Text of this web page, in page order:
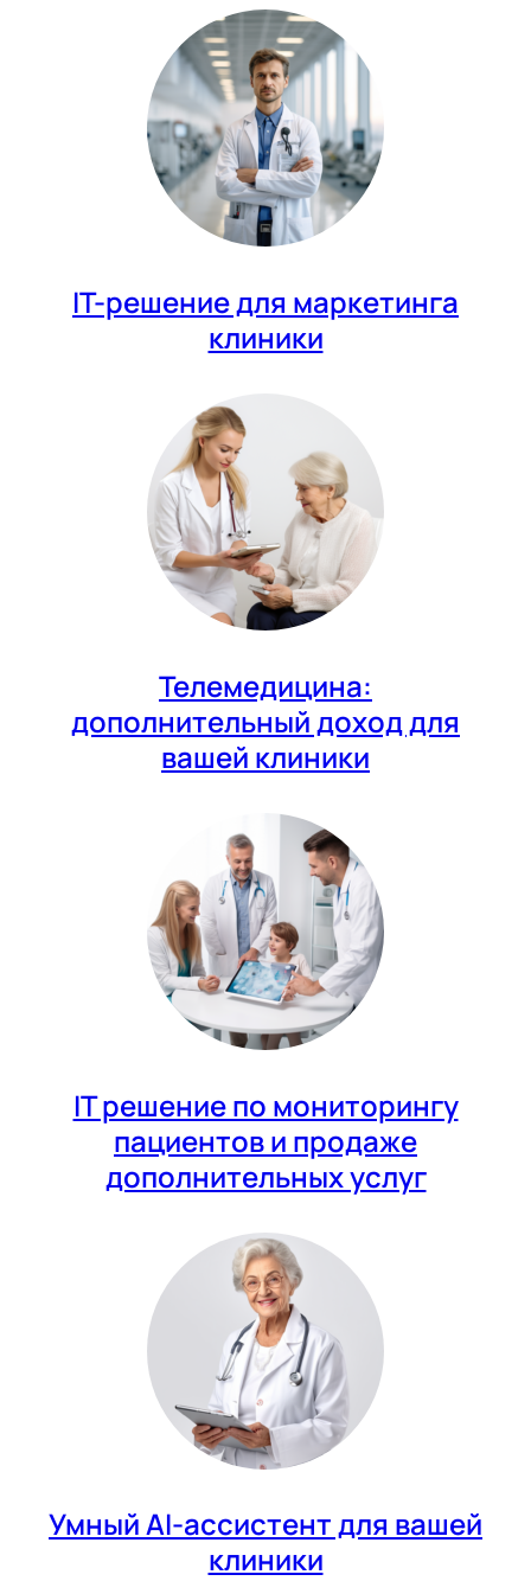
IT-решение для маркетинга
клиники
Телемедицина:
дополнительный доход для
вашей клиники
IT решение по мониторингу
пациентов и продаже
дополнительных услуг
Умный AI-ассистент для вашей
клиники